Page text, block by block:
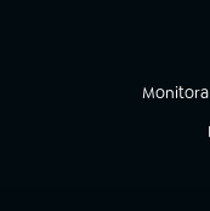
(abre